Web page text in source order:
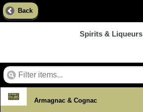
Back
Spirits & Liqueurs
Armagnac & Cognac